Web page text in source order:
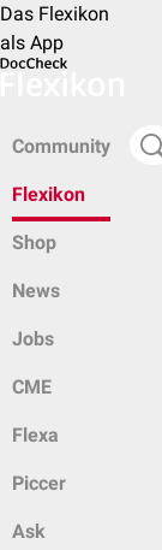
Das Flexikon
als App
Community
Flexikon
Shop
News
Jobs
CME
Flexa
Piccer
Ask